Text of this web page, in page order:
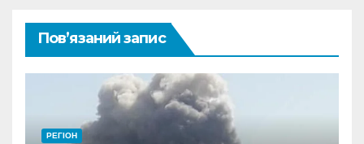
Пов’язаний запис
РЕГІОН